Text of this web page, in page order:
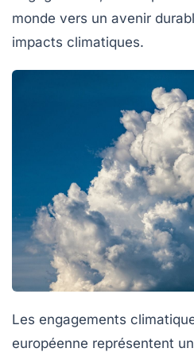
monde vers un avenir
impacts climatiques.
Les engagements
européenne représentent